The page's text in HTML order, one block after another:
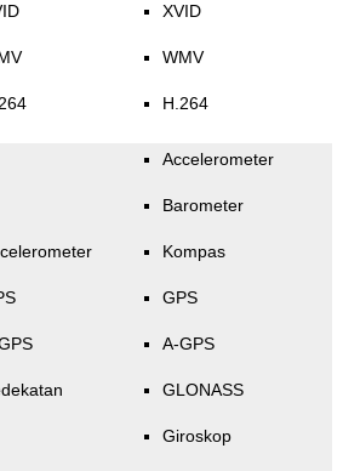
XVID
WMV
H.264
Accelerometer
Barometer
Kompas
GPS
A-GPS
GLONASS
Giroskop